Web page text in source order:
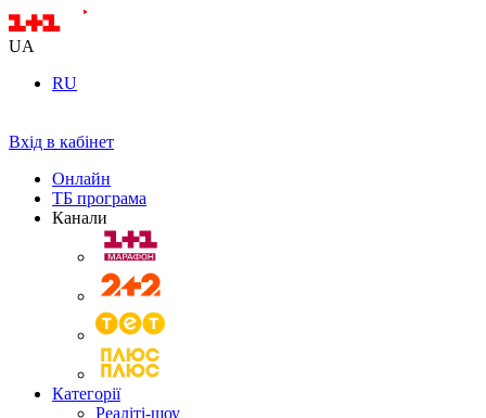
UA
RU
Вхід в кабінет
Онлайн
ТБ програма
Канали
Категорії
Реаліті-шоу